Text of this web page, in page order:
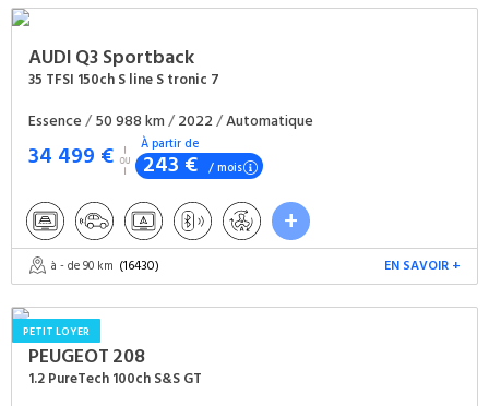
AUDIQ3 Sportback
35 TFSI 150ch S line S tronic 7
Essence/50 988 km/2022/Automatique
34 499 € À partir de
243 € / mois
à - de 90 km (16430) EN SAVOIR +
PETIT LOYER
PEUGEOT208
1.2 PureTech 100ch S&S GT